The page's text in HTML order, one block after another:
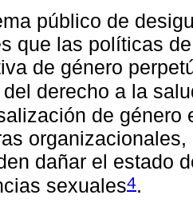
público de
que las políticas
de género
derecho a la
de género
dañar el estado
sexuales4.